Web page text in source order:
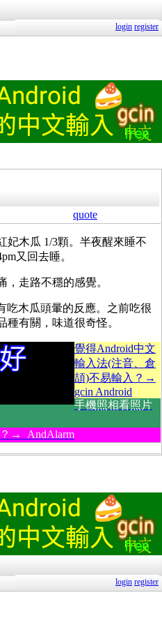
login register
quote
妃木瓜 1/3顆。半夜醒來睡不
又回去睡。
走路不穩的感覺。
吃木瓜頭暈的反應。之前吃很
種有關，味道很奇怪。
覺得Android中文
輸入法(注音、倉
頡)不易輸入？→
gcin Android
手機照相看照片
→ AndAlarm
login register